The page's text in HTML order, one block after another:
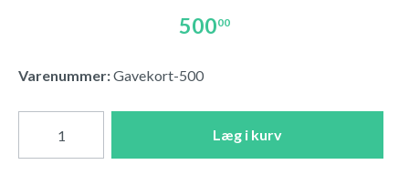
50000
Varenummer:Gavekort-500
Læg i kurv